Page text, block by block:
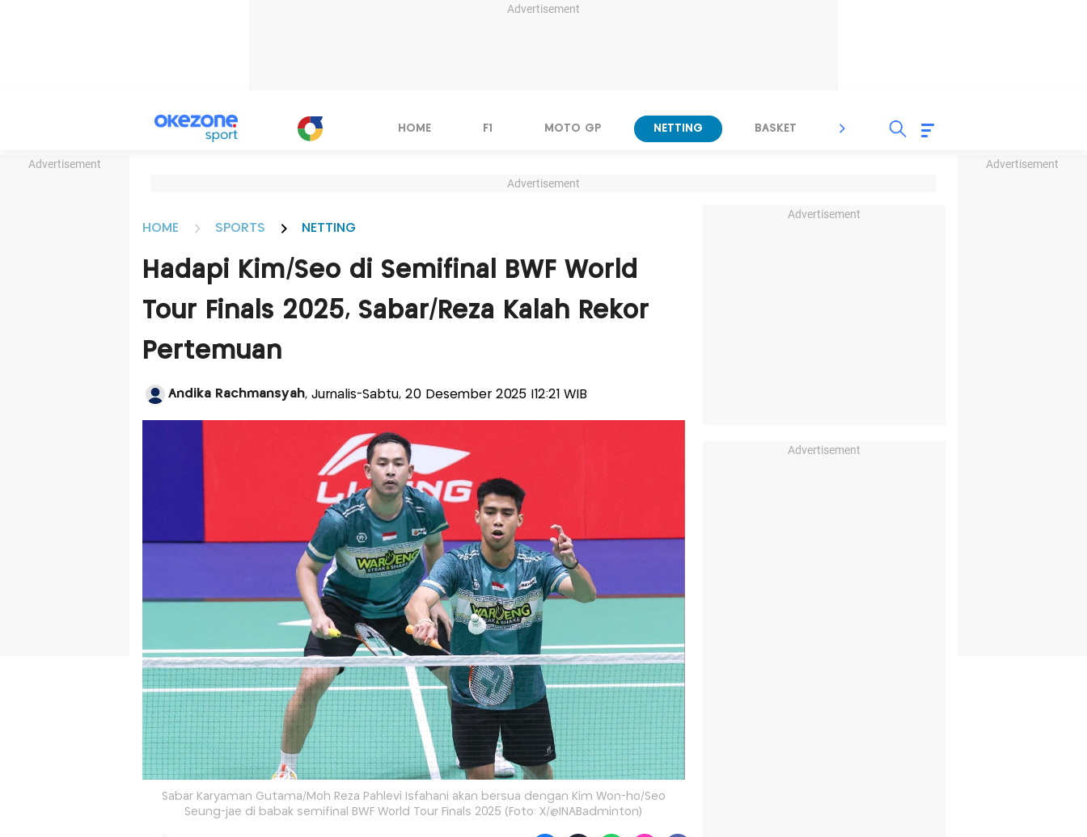
Advertisement
Advertisement Advertisement
HOME F1 MOTO GP NETTING BASKET SPORT LAIN
Advertisement
HOME SPORTS NETTING
Hadapi Kim/Seo di Semifinal BWF World
Tour Finals 2025, Sabar/Reza Kalah Rekor
Pertemuan
Andika Rachmansyah, Jurnalis-Sabtu, 20 Desember 2025 |12:21 WIB
Sabar Karyaman Gutama/Moh Reza Pahlevi Isfahani akan bersua dengan Kim Won-ho/Seo
Seung-jae di babak semifinal BWF World Tour Finals 2025 (Foto: X/@INABadminton)
Advertisement
Advertisement